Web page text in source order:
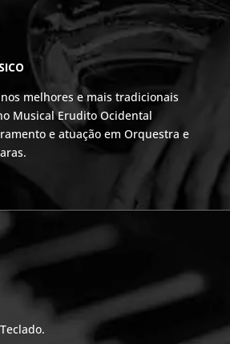
melhores e mais tradicionais
Musical Erudito Ocidental
e atuação em Orquestra e